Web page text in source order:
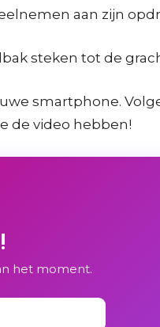
aan zijn
steken tot de
smartphone.
de video hebben!
het moment.